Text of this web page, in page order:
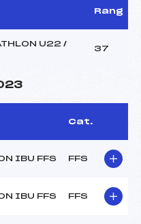
Rang
U22 /
37
Cat.
IBU FFS FFS
IBU FFS FFS